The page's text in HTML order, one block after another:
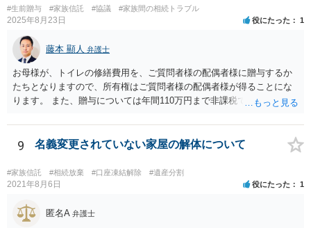
#生前贈与 #家族信託 #協議 #家族間の相続トラブル
2025年8月23日 役にたった 1
藤本 顯人 弁護士
お母様が、トイレの修繕費用を、ご質問者様の配偶者様に贈与するか
たちとなりますので、所有権はご質問者様の配偶者様が得ることにな
ります。 また、贈与については年間110万円まで非課税であり、トイ
9 名義変更されていない家屋の解体について
#家族信託 #相続放棄 #口座凍結解除 #遺産分割
2021年8月6日 役にたった 1
匿名A 弁護士